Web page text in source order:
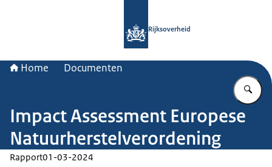
Rijksoverheid
Home Documenten
Impact Assessment Europese
Natuurherstelverordening
Rapport01-03-2024